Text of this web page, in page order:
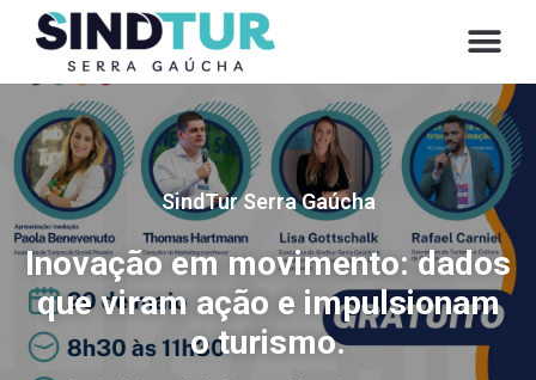
SindTur Serra Gaúcha
Inovação em movimento: dados
que viram ação e impulsionam
o turismo.